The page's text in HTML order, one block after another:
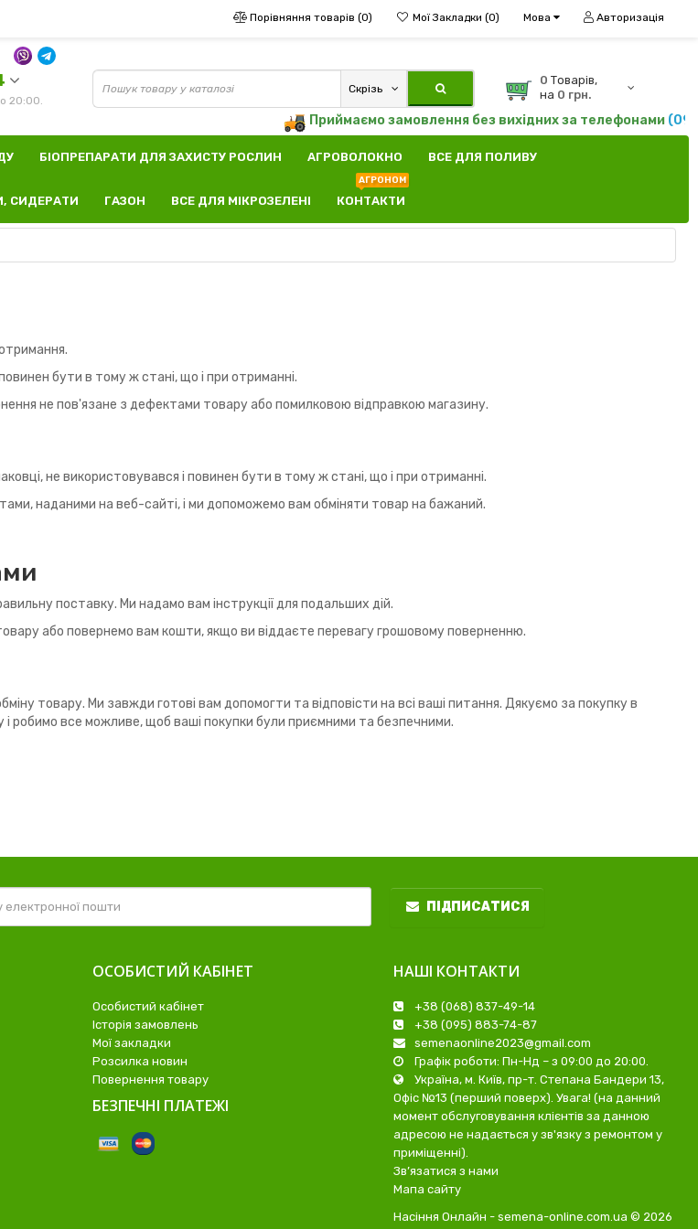
Авторизація
Мова
Мої Закладки (0)
Порівняння товарів (0)
20:00.
Скрізь
0 Tоварів,
на 0 грн.
Приймаємо замовлення без вихідних за телефонами
БІОПРЕПАРАТИ ДЛЯ ЗАХИСТУ РОСЛИН АГРОВОЛОКНО ВСЕ ДЛЯ ПОЛИВУ
СИДЕРАТИ ГАЗОН ВСЕ ДЛЯ МІКРОЗЕЛЕНІ
АГРОНОМ
КОНТАКТИ
бути в тому ж стані, що і при отриманні.
не пов'язане з дефектами товару або помилковою відправкою магазину.
не використовувався і повинен бути в тому ж стані, що і при отриманні.
наданими на веб-сайті, і ми допоможемо вам обміняти товар на бажаний.
поставку. Ми надамо вам інструкції для подальших дій.
або повернемо вам кошти, якщо ви віддаєте перевагу грошовому поверненню.
товару. Ми завжди готові вам допомогти та відповісти на всі ваші питання. Дякуємо за покупку в
і робимо все можливе, щоб ваші покупки були приємними та безпечними.
ПІДПИСАТИСЯ
ОСОБИСТИЙ КАБІНЕТ
Особистий кабінет
Історія замовлень
Мої закладки
Розсилка новин
Повернення товару
БЕЗПЕЧНІ ПЛАТЕЖІ
НАШІ КОНТАКТИ
+38 (068) 837-49-14
+38 (095) 883-74-87
semenaonline2023@gmail.com
Графік роботи: Пн-Нд – з 09:00 до 20:00.
Україна, м. Київ, пр-т. Степана Бандери 13,
Офіс №13 (перший поверх). Увага! (на данний
момент обслуговування клієнтів за данною
адресою не надається у зв'язку з ремонтом у
приміщенні).
Зв’язатися з нами
Мапа сайту
Насіння Онлайн - semena-online.com.ua © 2026